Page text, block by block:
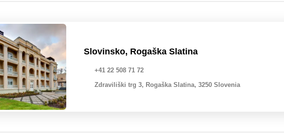
Slovinsko, Rogaška Slatina
+41 22 508 71 72
Zdraviliški trg 3, Rogaška Slatina, 3250 Slovenia